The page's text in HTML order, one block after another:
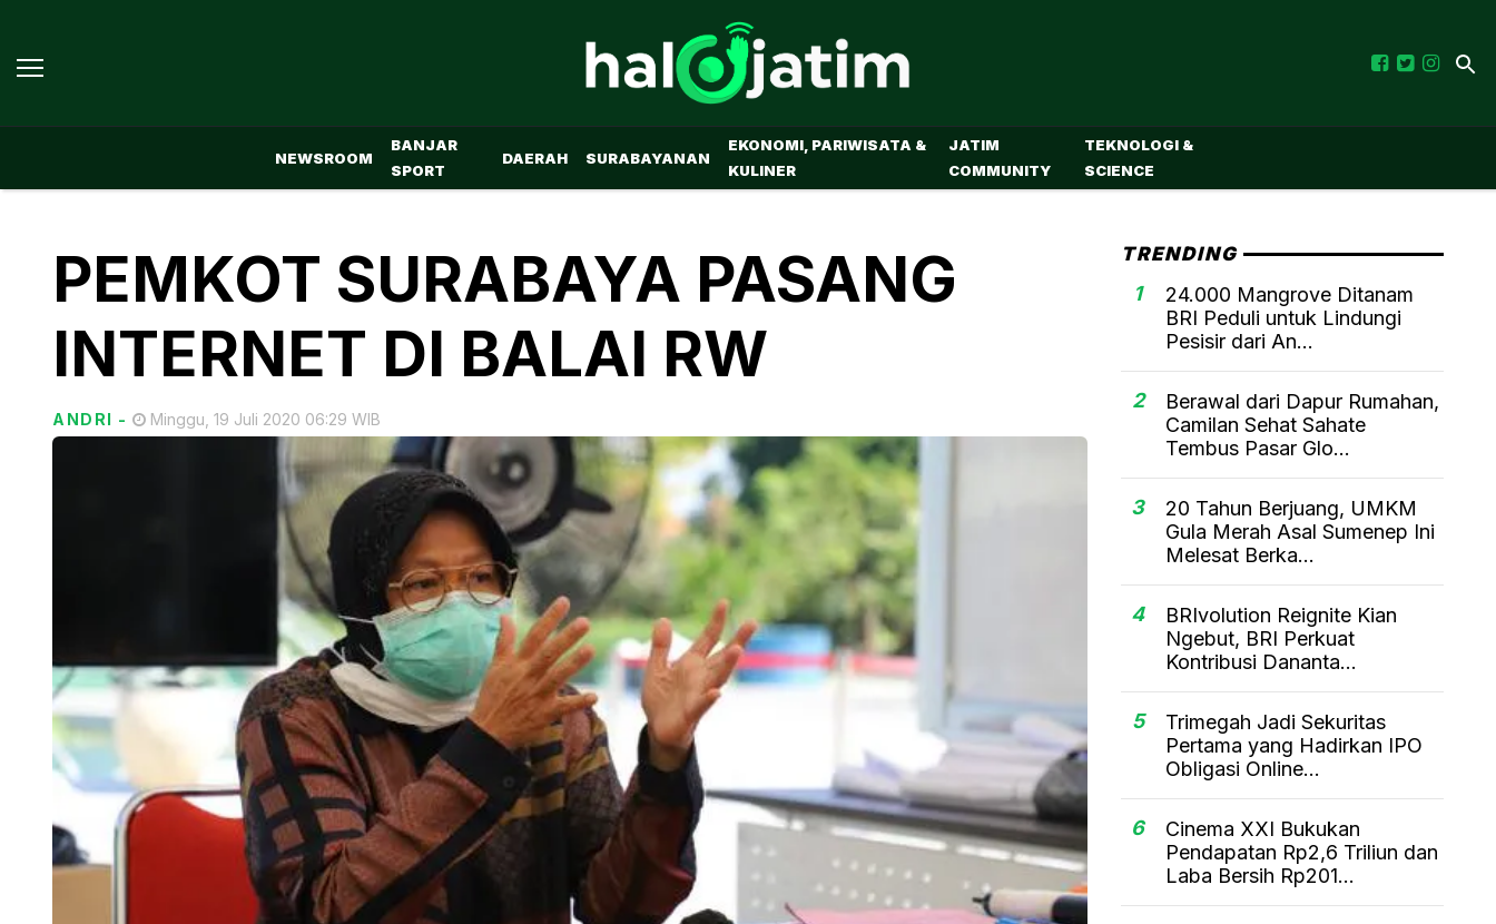
NEWSROOM
BANJAR
SPORT
DAERAH SURABAYANAN
EKONOMI, PARIWISATA &
KULINER
JATIM
COMMUNITY
TEKNOLOGI &
SCIENCE
PEMKOT SURABAYA PASANG
INTERNET DI BALAI RW
ANDRI - Minggu, 19 Juli 2020 06:29 WIB
TRENDING
1
24.000 Mangrove Ditanam
BRI Peduli untuk Lindungi
Pesisir dari An...
2
Berawal dari Dapur Rumahan,
Camilan Sehat Sahate
Tembus Pasar Glo...
3
20 Tahun Berjuang, UMKM
Gula Merah Asal Sumenep Ini
Melesat Berka...
4
BRIvolution Reignite Kian
Ngebut, BRI Perkuat
Kontribusi Dananta...
5
Trimegah Jadi Sekuritas
Pertama yang Hadirkan IPO
Obligasi Online...
6
Cinema XXI Bukukan
Pendapatan Rp2,6 Triliun dan
Laba Bersih Rp201...